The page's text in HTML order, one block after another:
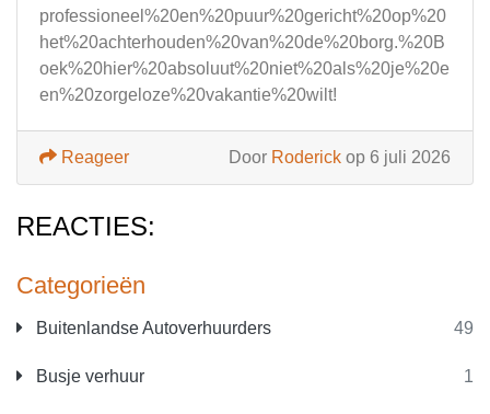
Categorieën
Buitenlandse Autoverhuurders 49
Busje verhuur 1
professioneel%20en%20puur%20gericht%20op%20
het%20achterhouden%20van%20de%20borg.%20B
oek%20hier%20absoluut%20niet%20als%20je%20e
en%20zorgeloze%20vakantie%20wilt!
Door Roderick op 6 juli 2026
Reageer
REACTIES: